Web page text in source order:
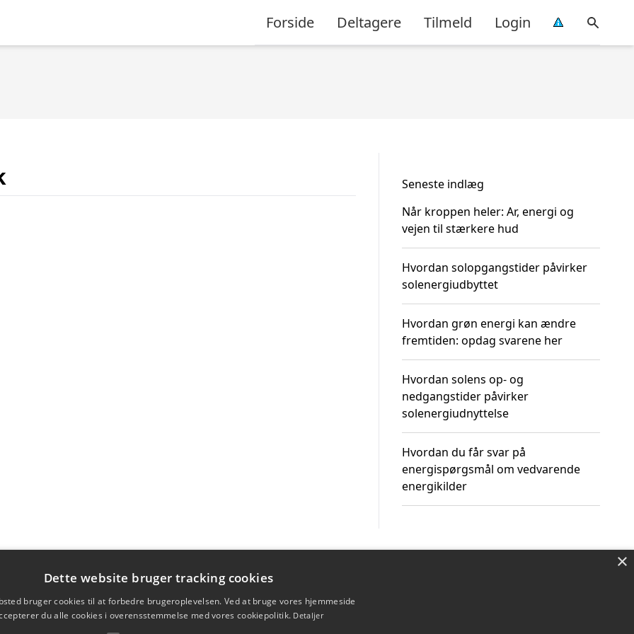
Forside Deltagere Tilmeld Login
Seneste indlæg
Når kroppen heler: Ar, energi og
vejen til stærkere hud
Hvordan solopgangstider påvirker
solenergiudbyttet
Hvordan grøn energi kan ændre
fremtiden: opdag svarene her
Hvordan solens op- og
nedgangstider påvirker
solenergiudnyttelse
Hvordan du får svar på
energispørgsmål om vedvarende
energikilder
×
Dette website bruger tracking cookies
bruger cookies til at forbedre brugeroplevelsen. Ved at bruge vores hjemmeside
du alle cookies i overensstemmelse med vores cookiepolitik. Detaljer